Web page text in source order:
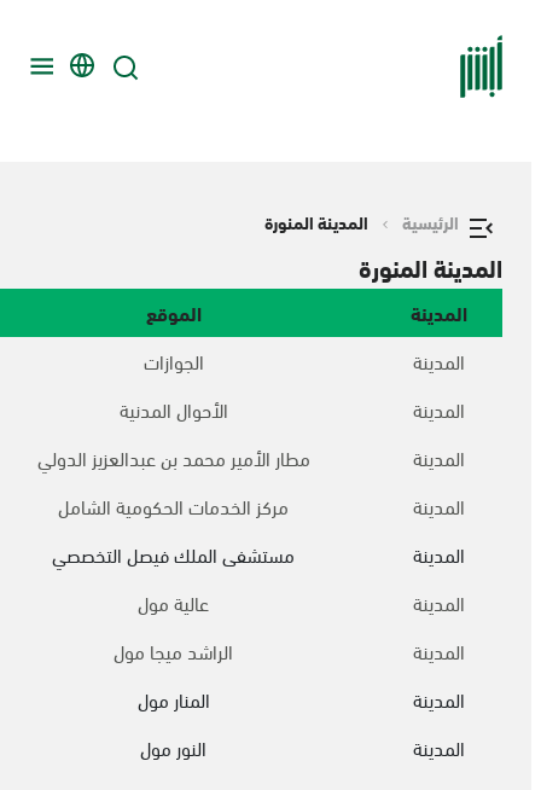
الرئيسية المدينة المنورة
المدينة المنورة
المدينة
الموقع
المدينة
الجوازات
المدينة
الأحوال المدنية
المدينة
مطار الأمير محمد بن عبدالعزيز الدولي
المدينة
مركز الخدمات الحكومية الشامل
المدينة
مستشفى الملك فيصل التخصصي
المدينة
عالية مول
المدينة
الراشد ميجا مول
المدينة
المنار مول
المدينة
النور مول